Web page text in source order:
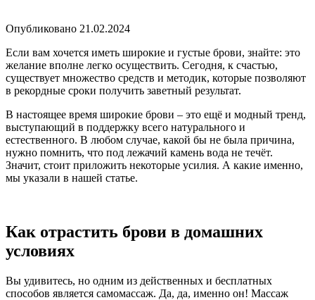
Опубликовано 21.02.2024
Если вам хочется иметь широкие и густые брови, знайте: это
желание вполне легко осуществить. Сегодня, к счастью,
существует множество средств и методик, которые позволяют
в рекордные сроки получить заветный результат.
В настоящее время широкие брови – это ещё и модный тренд,
выступающий в поддержку всего натурального и
естественного. В любом случае, какой бы не была причина,
нужно помнить, что под лежачий камень вода не течёт.
Значит, стоит приложить некоторые усилия. А какие именно,
мы указали в нашей статье.
Как отрастить брови в домашних
условиях
Вы удивитесь, но одним из действенных и бесплатных
способов является самомассаж. Да, да, именно он! Массаж